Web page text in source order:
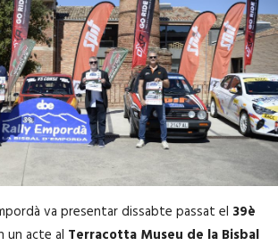
va presentar dissabte passat el 39è
un acte al Terracotta Museu de la Bisbal